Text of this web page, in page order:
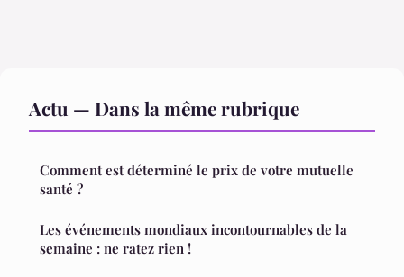
Actu — Dans la même rubrique
Comment est déterminé le prix de votre mutuelle
santé ?
Les événements mondiaux incontournables de la
semaine : ne ratez rien !